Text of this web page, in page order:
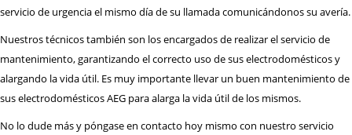
servicio de urgencia el mismo día de su llamada comunicándonos su avería.
Nuestros técnicos también son los encargados de realizar el servicio de
mantenimiento, garantizando el correcto uso de sus electrodomésticos y
alargando la vida útil. Es muy importante llevar un buen mantenimiento de
sus electrodomésticos AEG para alarga la vida útil de los mismos.
No lo dude más y póngase en contacto hoy mismo con nuestro servicio